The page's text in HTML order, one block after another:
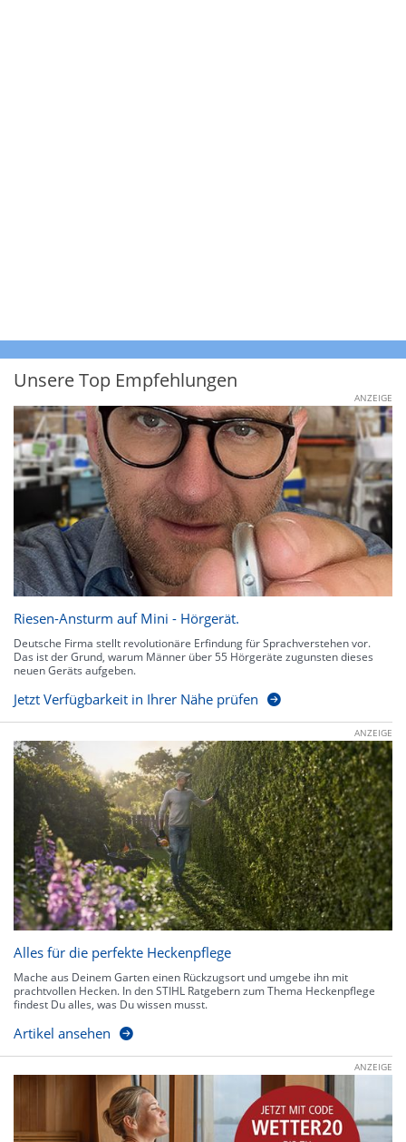
Unsere Top Empfehlungen
ANZEIGE
Riesen-Ansturm auf Mini - Hörgerät.
Deutsche Firma stellt revolutionäre Erfindung für Sprachverstehen vor.
Das ist der Grund, warum Männer über 55 Hörgeräte zugunsten dieses
neuen Geräts aufgeben.
Jetzt Verfügbarkeit in Ihrer Nähe prüfen
ANZEIGE
Alles für die perfekte Heckenpflege
Mache aus Deinem Garten einen Rückzugsort und umgebe ihn mit
prachtvollen Hecken. In den STIHL Ratgebern zum Thema Heckenpflege
findest Du alles, was Du wissen musst.
Artikel ansehen
ANZEIGE